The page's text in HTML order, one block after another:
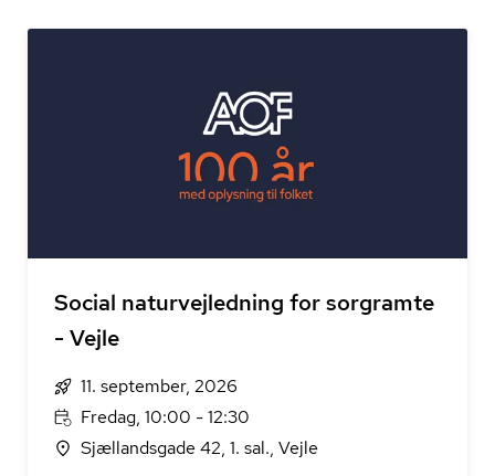
Social naturvejledning for sorgramte
- Vejle
11. september, 2026
Fredag, 10:00 - 12:30
Sjællandsgade 42, 1. sal., Vejle